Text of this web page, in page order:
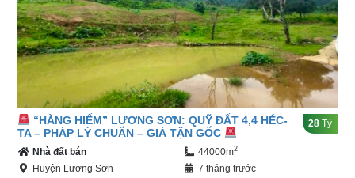
“HÀNG HIẾM” LƯƠNG SƠN: QUỸ ĐẤT 4,4 HÉC-
TA – PHÁP LÝ CHUẨN – GIÁ TẬN GỐC
28 Tỷ
Nhà đất bán 44000m2
Huyện Lương Sơn 7 tháng trước